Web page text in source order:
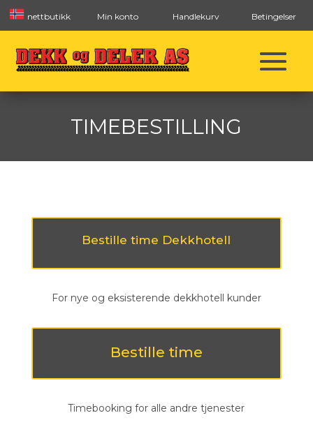
nettbutikk Min konto Handlekurv Betingelser
TIMEBESTILLING
Bestille time Dekkhotell
For nye og eksisterende dekkhotell kunder
Bestille time
Timebooking for alle andre tjenester